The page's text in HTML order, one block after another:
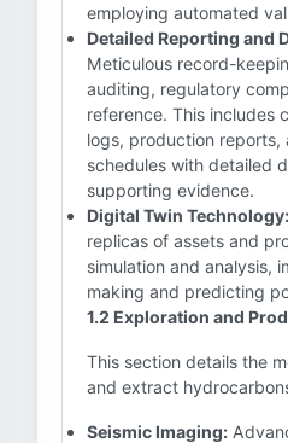
employing automated
Detailed Reporting and
Meticulous record-
auditing, regulatory
reference. This includes
logs, production reports,
schedules with detailed
supporting evidence.
Digital Twin Technology:
replicas of assets and
simulation and analysis,
making and predicting
1.2 Exploration and
This section details the
and extract
Seismic Imaging: